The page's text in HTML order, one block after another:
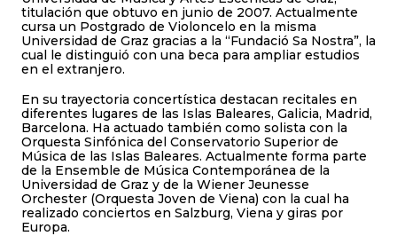
titulación que obtuvo en junio de 2007. Actualmente
cursa un Postgrado de Violoncelo en la misma
Universidad de Graz gracias a la “Fundació Sa Nostra”, la
cual le distinguió con una beca para ampliar estudios
en el extranjero.
En su trayectoria concertística destacan recitales en
diferentes lugares de las Islas Baleares, Galicia, Madrid,
Barcelona. Ha actuado también como solista con la
Orquesta Sinfónica del Conservatorio Superior de
Música de las Islas Baleares. Actualmente forma parte
de la Ensemble de Música Contemporánea de la
Universidad de Graz y de la Wiener Jeunesse
Orchester (Orquesta Joven de Viena) con la cual ha
realizado conciertos en Salzburg, Viena y giras por
Europa.